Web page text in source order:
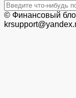
© Финансовый